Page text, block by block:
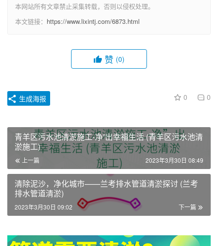
本网站所有文章禁止采集转载，否则以侵权处理。
本文链接： https://www.lixintj.com/6873.html
赞 (0)
0 0
生成海报
青羊区污水池清淤施工-净”出幸福生活 (青羊区污水池清
淤施工)
上一篇 2023年3月30日 08:49
清除泥沙，净化城市——兰考排水管道清淤探讨 (兰考
排水管道清淤)
下一篇
2023年3月30日 09:02